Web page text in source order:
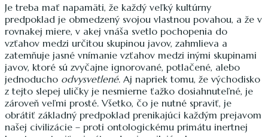
Je treba mať napamäti, že každý veľký kultúrny
predpoklad je obmedzený svojou vlastnou povahou, a že v
rovnakej miere, v akej vnáša svetlo pochopenia do
vzťahov medzi určitou skupinou javov, zahmlieva a
zatemňuje jasné vnímanie vzťahov medzi inými skupinami
javov, ktoré sú zvyčajne ignorované, potlačené, alebo
jednoducho odvysvetlené. Aj napriek tomu, že východisko
z tejto slepej uličky je nesmierne ťažko dosiahnuteľné, je
zároveň veľmi prosté. Všetko, čo je nutné spraviť, je
obrátiť základný predpoklad prenikajúci každým prejavom
našej civilizácie – proti ontologickému primátu inertnej